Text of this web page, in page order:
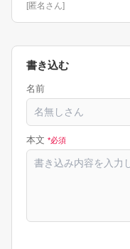
[匿名さん]
書き込む
名前
本文 *必須